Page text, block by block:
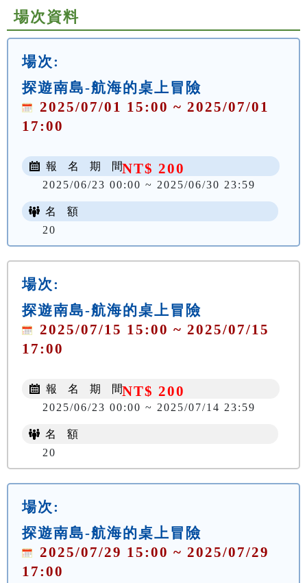
場次資料
場次:
探遊南島-航海的桌上冒險
2025/07/01 15:00 ~ 2025/07/01
17:00
NT$ 200
報 名 期 間
2025/06/23 00:00 ~ 2025/06/30 23:59
名 額
20
場次:
探遊南島-航海的桌上冒險
2025/07/15 15:00 ~ 2025/07/15
17:00
NT$ 200
報 名 期 間
2025/06/23 00:00 ~ 2025/07/14 23:59
名 額
20
場次:
探遊南島-航海的桌上冒險
2025/07/29 15:00 ~ 2025/07/29
17:00